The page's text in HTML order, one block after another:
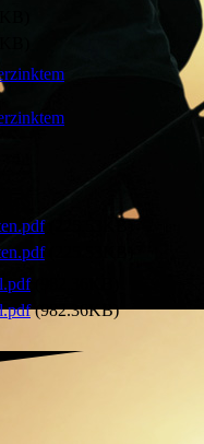
(225.53KB)
(225.53KB)
(982.36KB)
(982.36KB)